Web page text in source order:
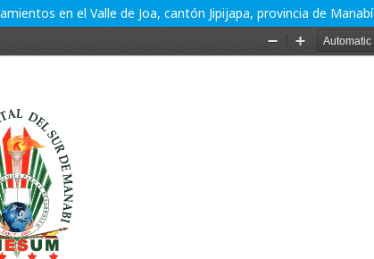
en el Valle de Joa, cantón Jipijapa, provincia de Manabí